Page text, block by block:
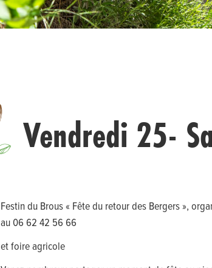
Vendredi 25-
Festin du Brous « Fête du retour des Bergers »,
au 06 62 42 56 66
et foire agricole